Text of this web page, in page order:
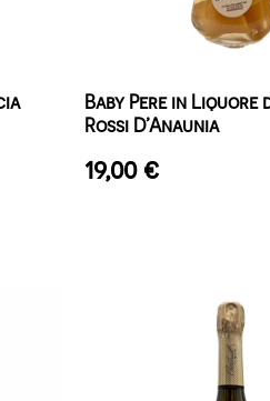
Baby Pere in Liquore
Rossi D’Anaunia
19,00€